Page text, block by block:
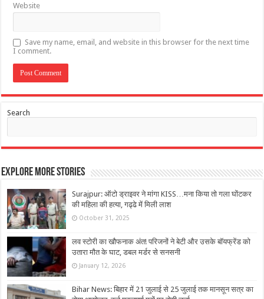
Website
Save my name, email, and website in this browser for the next time
I comment.
Search
Explore More Stories
Surajpur: ऑटो ड्राइवर ने मांगा KISS…मना किया तो गला घोंटकर
की महिला की हत्या, गढ्ढे में मिली लाश
October 31, 2025
लव स्टोरी का खौफनाक अंत! परिजनों ने बेटी और उसके बॉयफ्रेंड को
उतारा मौत के घाट, डबल मर्डर से सनसनी
January 12, 2026
Bihar News: बिहार में 21 जुलाई से 25 जुलाई तक मानसून सत्र का